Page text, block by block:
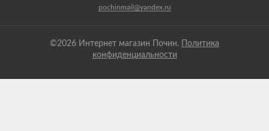
pochinmail@yandex.ru
©2026 Интернет магазин Почин.
Политика
конфиденциальности